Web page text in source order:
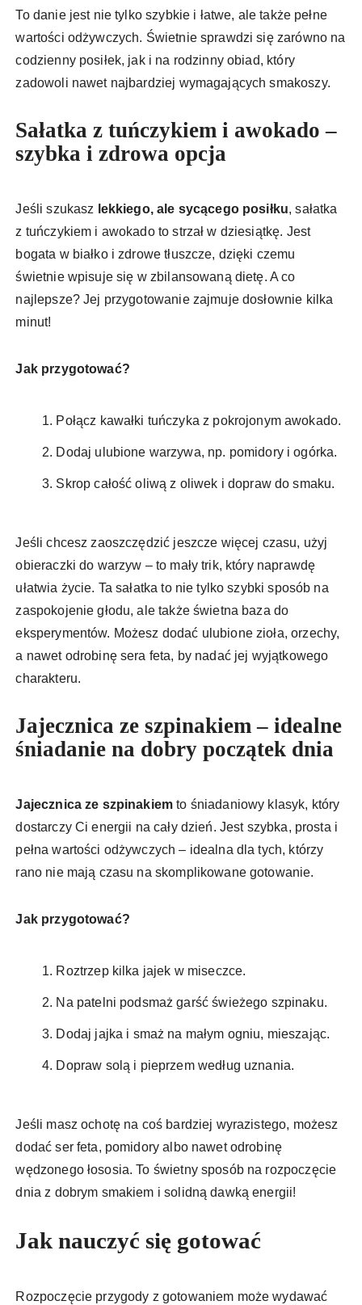
To danie jest nie tylko szybkie i łatwe, ale także pełne
wartości odżywczych. Świetnie sprawdzi się zarówno na
codzienny posiłek, jak i na rodzinny obiad, który
zadowoli nawet najbardziej wymagających smakoszy.
Sałatka z tuńczykiem i awokado –
szybka i zdrowa opcja
Jeśli szukasz lekkiego, ale sycącego posiłku, sałatka
z tuńczykiem i awokado to strzał w dziesiątkę. Jest
bogata w białko i zdrowe tłuszcze, dzięki czemu
świetnie wpisuje się w zbilansowaną dietę. A co
najlepsze? Jej przygotowanie zajmuje dosłownie kilka
minut!
Jak przygotować?
Połącz kawałki tuńczyka z pokrojonym awokado.
Dodaj ulubione warzywa, np. pomidory i ogórka.
Skrop całość oliwą z oliwek i dopraw do smaku.
Jeśli chcesz zaoszczędzić jeszcze więcej czasu, użyj
obieraczki do warzyw – to mały trik, który naprawdę
ułatwia życie. Ta sałatka to nie tylko szybki sposób na
zaspokojenie głodu, ale także świetna baza do
eksperymentów. Możesz dodać ulubione zioła, orzechy,
a nawet odrobinę sera feta, by nadać jej wyjątkowego
charakteru.
Jajecznica ze szpinakiem – idealne
śniadanie na dobry początek dnia
Jajecznica ze szpinakiem to śniadaniowy klasyk, który
dostarczy Ci energii na cały dzień. Jest szybka, prosta i
pełna wartości odżywczych – idealna dla tych, którzy
rano nie mają czasu na skomplikowane gotowanie.
Jak przygotować?
Roztrzep kilka jajek w miseczce.
Na patelni podsmaż garść świeżego szpinaku.
Dodaj jajka i smaż na małym ogniu, mieszając.
Dopraw solą i pieprzem według uznania.
Jeśli masz ochotę na coś bardziej wyrazistego, możesz
dodać ser feta, pomidory albo nawet odrobinę
wędzonego łososia. To świetny sposób na rozpoczęcie
dnia z dobrym smakiem i solidną dawką energii!
Jak nauczyć się gotować
Rozpoczęcie przygody z gotowaniem może wydawać